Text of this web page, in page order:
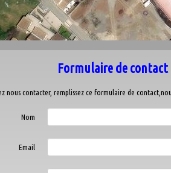
Formulaire de contact
nous contacter, remplissez ce formulaire de
Nom
Email